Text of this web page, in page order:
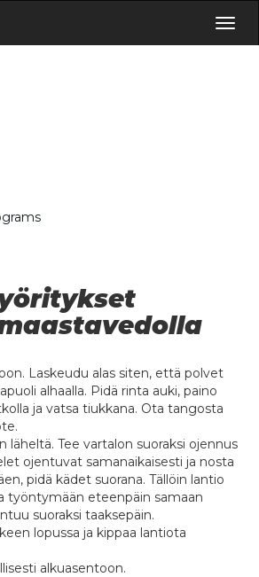
Laskeudu alas siten, että polvet
alhaalla. Pidä rinta auki, paino
ja vatsa tiukkana. Ota tangosta
läheltä. Tee vartalon suoraksi ojennus
ojentuvat samanaikaisesti ja nosta
pidä kädet suorana. Tällöin lantio
työntymään eteenpäin samaan
suoraksi taaksepäin.
lopussa ja kippaa lantiota
alkuasentoon.